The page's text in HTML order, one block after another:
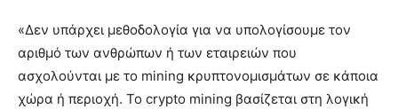
«Δεν υπάρχει μεθοδολογία για να υπολογίσουμε τον
αριθμό των ανθρώπων ή των εταιρειών που
ασχολούνται με το mining κρυπτονομισμάτων σε κάποια
χώρα ή περιοχή. Το crypto mining βασίζεται στη λογική